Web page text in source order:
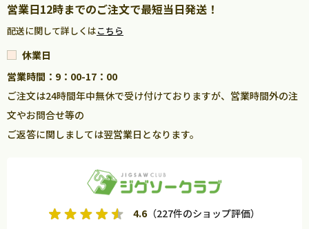
営業日12時までのご注文で最短当日発送！
配送に関して詳しくはこちら
休業日
営業時間：9：00-17：00
ご注文は24時間年中無休で受け付けておりますが、営業時間外の注
文やお問合せ等の
ご返答に関しましては翌営業日となります。
4.6 （227件のショップ評価）